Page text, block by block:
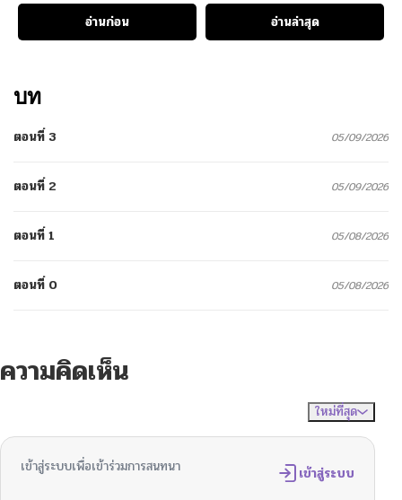
อ่านก่อน
อ่านล่าสุด
บท
ตอนที่ 3 05/09/2026
ตอนที่ 2 05/09/2026
ตอนที่ 1 05/08/2026
ตอนที่ 0 05/08/2026
ความคิดเห็น
ใหม่ที่สุด
เข้าสู่ระบบเพื่อเข้าร่วมการสนทนา เข้าสู่ระบบ